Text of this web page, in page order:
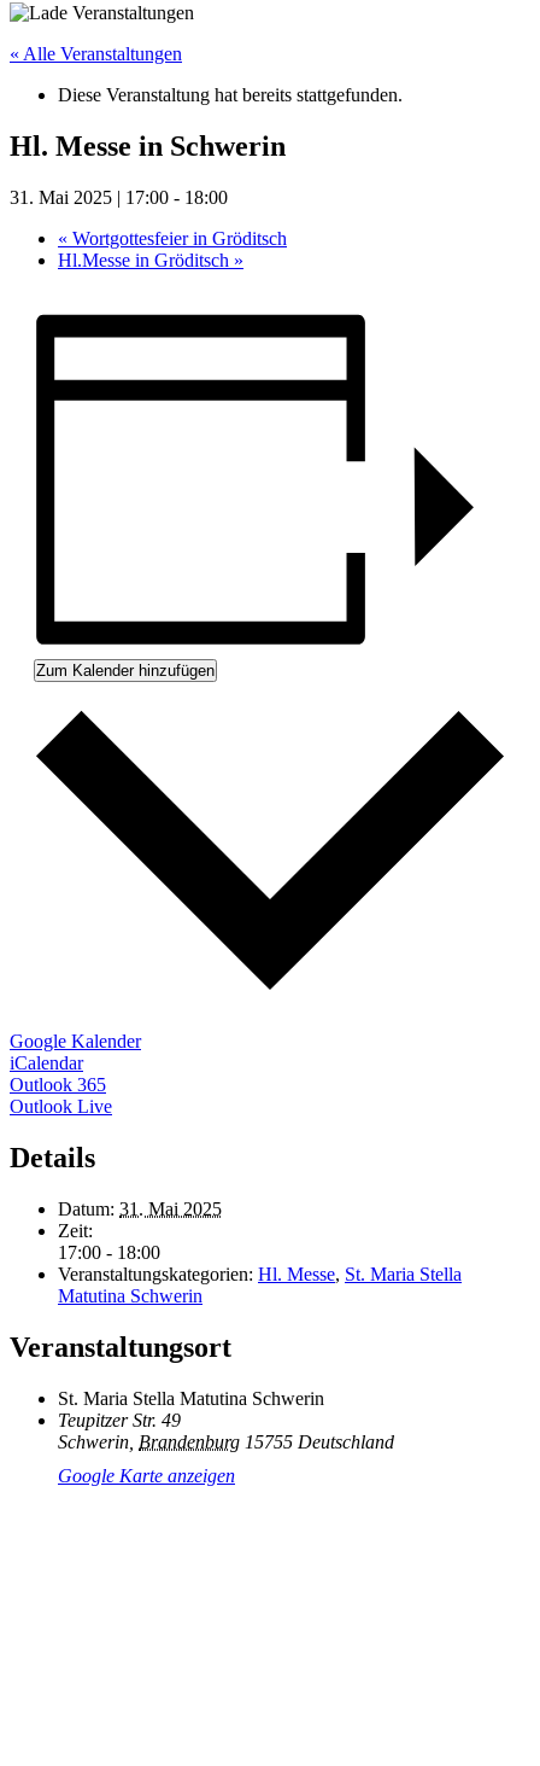
« Alle Veranstaltungen
Diese Veranstaltung hat bereits stattgefunden.
Hl. Messe in Schwerin
31. Mai 2025 | 17:00 - 18:00
« Wortgottesfeier in Gröditsch
Hl.Messe in Gröditsch »
Zum Kalender hinzufügen
Google Kalender
iCalendar
Outlook 365
Outlook Live
Details
Datum: 31. Mai 2025
Zeit:
17:00 - 18:00
Veranstaltungskategorien: Hl. Messe, St. Maria Stella
Matutina Schwerin
Veranstaltungsort
St. Maria Stella Matutina Schwerin
Teupitzer Str. 49
Schwerin Brandenburg 15755 Deutschland
Google Karte anzeigen